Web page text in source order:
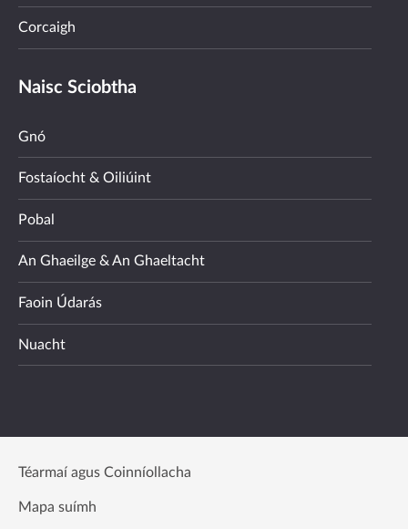
Corcaigh
Naisc Sciobtha
Gnó
Fostaíocht & Oiliúint
Pobal
An Ghaeilge & An Ghaeltacht
Faoin Údarás
Nuacht
Téarmaí agus Coinníollacha
Mapa suímh